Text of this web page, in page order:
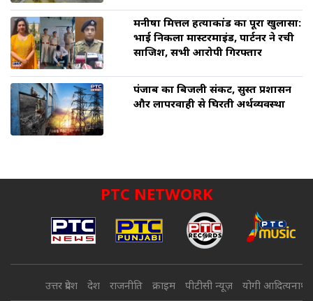
मनीषा मित्तल हत्याकांड का पूरा खुलासा:
भाई निकला मास्टरमाइंड, पार्टनर ने रची
साजिश, सभी आरोपी गिरफ्तार
पंजाब का बिजली संकट, सुस्त प्रशासन
और लापरवाही से घिरती अर्थव्यवस्था
PTC NETWORK
उत्तर प्रदेश देश राजनीति क्राइम पीटीसी न्यूज़ योगी आदित्यनाथ